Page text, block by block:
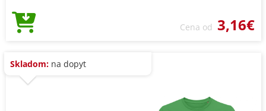
Cena od 3,16€
Skladom: na dopyt